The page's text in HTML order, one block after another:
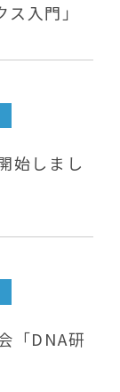
入門」
始しまし
「DNA研